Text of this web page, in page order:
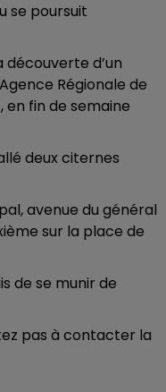
se poursuit
d’un
Régionale de
en fin de semaine
deux citernes
avenue du général
sur la place de
de se munir de
pas à contacter la